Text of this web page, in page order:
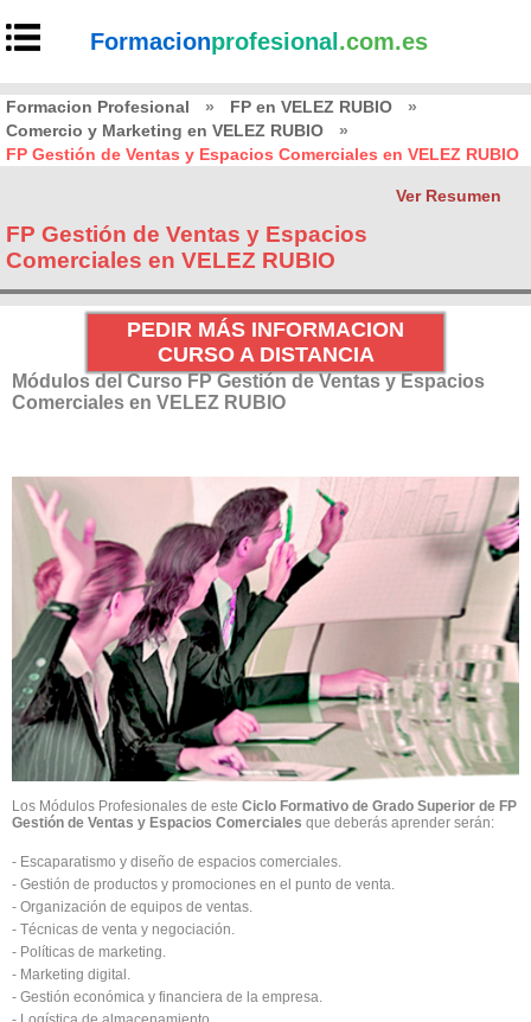
Formacionprofesional .com.es
Formacion Profesional » FP en VELEZ RUBIO
»
Comercio y Marketing en VELEZ RUBIO
»
FP Gestión de Ventas y Espacios Comerciales en VELEZ RUBIO
Ver Resumen
FP Gestión de Ventas y Espacios
Comerciales en VELEZ RUBIO
PEDIR MÁS INFORMACION
CURSO A DISTANCIA
Módulos del Curso FP Gestión de Ventas y Espacios
Comerciales en VELEZ RUBIO
Los Módulos Profesionales de este Ciclo Formativo de Grado Superior de FP
Gestión de Ventas y Espacios Comerciales que deberás aprender serán:
- Escaparatismo y diseño de espacios comerciales.
- Gestión de productos y promociones en el punto de venta.
- Organización de equipos de ventas.
- Técnicas de venta y negociación.
- Políticas de marketing.
- Marketing digital.
- Gestión económica y financiera de la empresa.